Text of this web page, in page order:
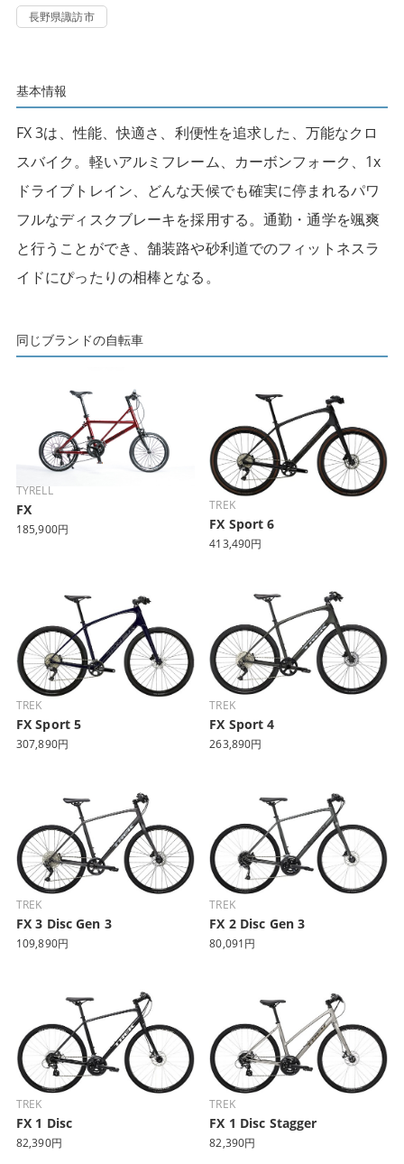
長野県諏訪市
基本情報
FX 3は、性能、快適さ、利便性を追求した、万能なクロ
スバイク。軽いアルミフレーム、カーボンフォーク、1x
ドライブトレイン、どんな天候でも確実に停まれるパワ
フルなディスクブレーキを採用する。通勤・通学を颯爽
と行うことができ、舗装路や砂利道でのフィットネスラ
イドにぴったりの相棒となる。
同じブランドの自転車
TYRELL
FX
185,900円
TREK
FX Sport 6
413,490円
TREK
FX Sport 5
307,890円
TREK
FX Sport 4
263,890円
TREK
FX 3 Disc Gen 3
109,890円
TREK
FX 2 Disc Gen 3
80,091円
TREK
FX 1 Disc
82,390円
TREK
FX 1 Disc Stagger
82,390円